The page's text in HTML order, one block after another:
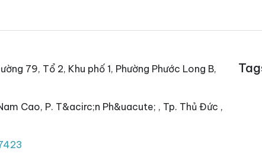
79, Tổ 2, Khu phố 1, Phường Phước Long B,
Cao, P. T&acirc;n Ph&uacute; , Tp. Thủ Đức ,